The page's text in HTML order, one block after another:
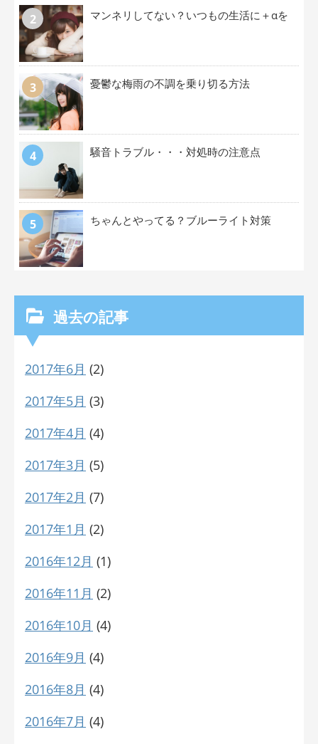
マンネリしてない？いつもの生活に＋αを
憂鬱な梅雨の不調を乗り切る方法
騒音トラブル・・・対処時の注意点
ちゃんとやってる？ブルーライト対策
過去の記事
2017年6月 (2)
2017年5月 (3)
2017年4月 (4)
2017年3月 (5)
2017年2月 (7)
2017年1月 (2)
2016年12月 (1)
2016年11月 (2)
2016年10月 (4)
2016年9月 (4)
2016年8月 (4)
2016年7月 (4)